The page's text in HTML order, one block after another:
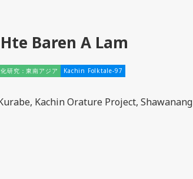
Baren A Lam
研究：東南アジア Kachin Folktale-97
Kachin Orature Project, Shawanang